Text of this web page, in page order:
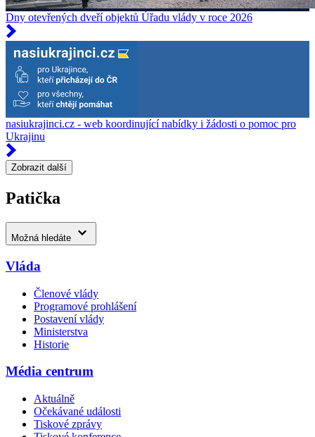
Dny otevřených dveří objektů Úřadu vlády v roce 2026
nasiukrajinci.cz - web koordinující nabídky i žádosti o pomoc pro
Ukrajinu
Zobrazit další
Patička
Možná hledáte
Vláda
Členové vlády
Programové prohlášení
Postavení vlády
Ministerstva
Historie
Média centrum
Aktuálně
Očekávané události
Tiskové zprávy